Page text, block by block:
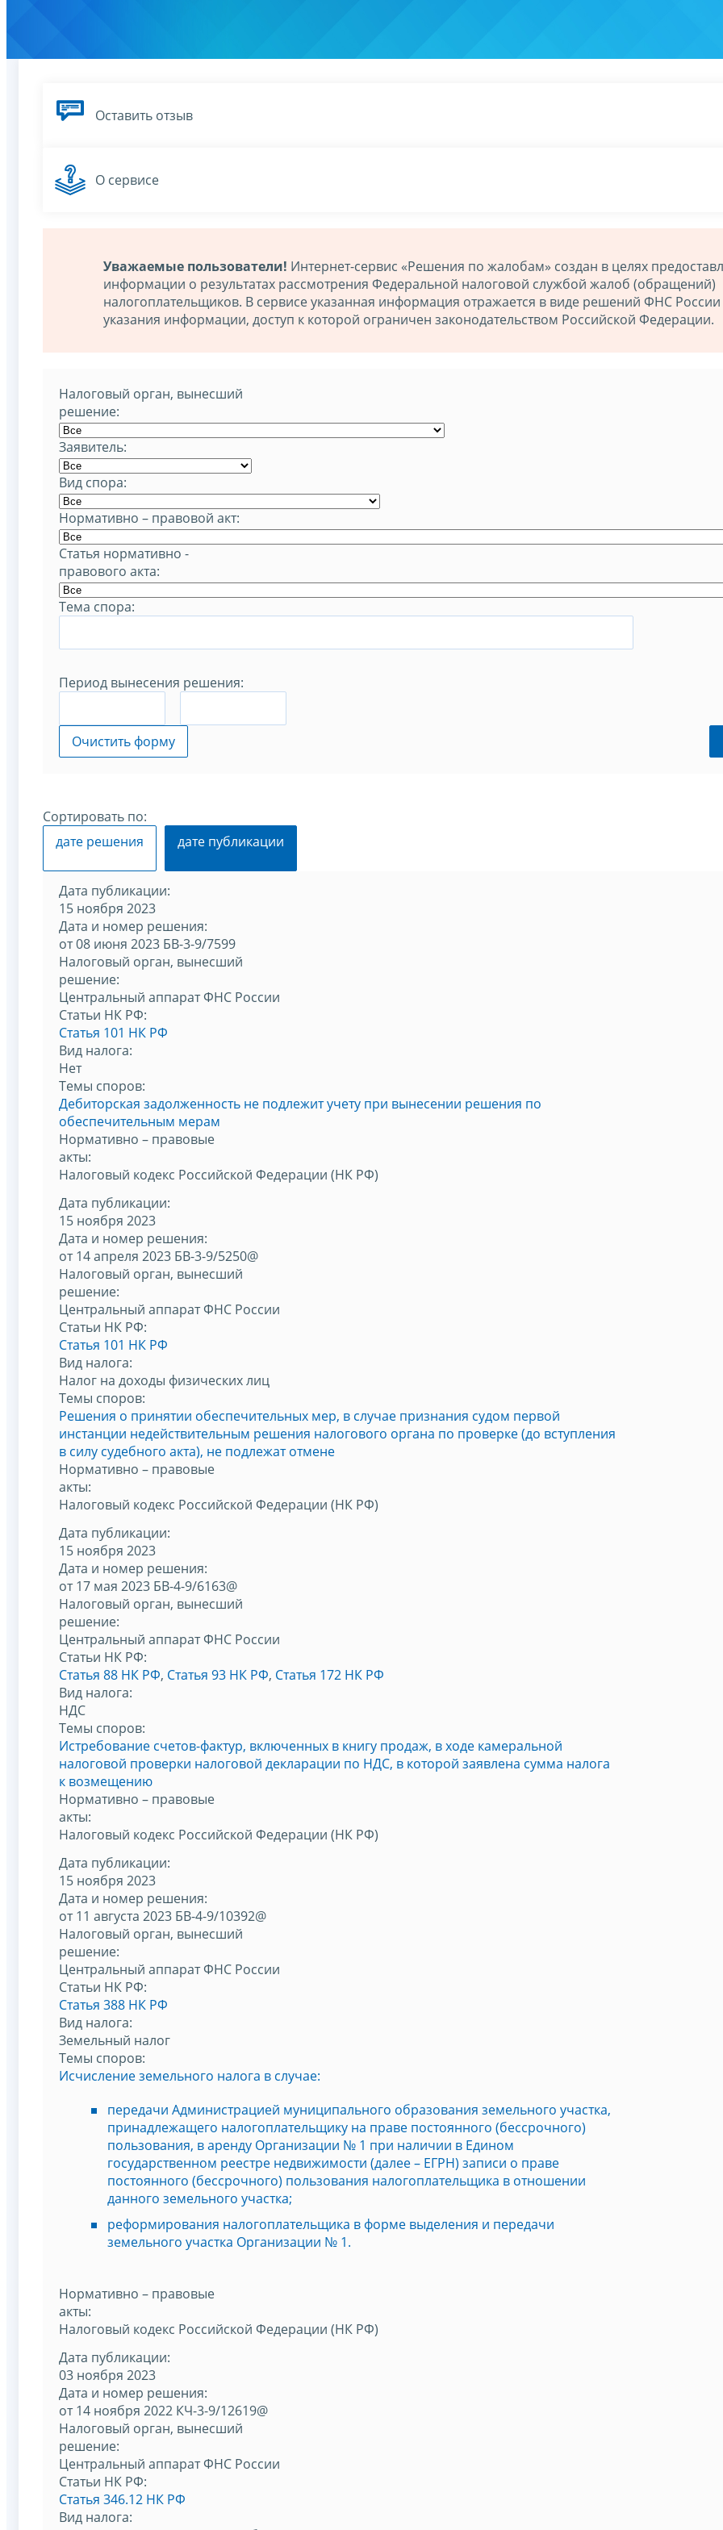
Оставить отзыв
О сервисе
Уважаемые пользователи! Интернет-сервис «Решения по жалобам» создан в целях
информации о результатах рассмотрения Федеральной налоговой службой жалоб (обращений)
налогоплательщиков. В сервисе указанная информация отражается в виде решений ФНС России
указания информации, доступ к которой ограничен законодательством Российской Федерации.
Налоговый орган, вынесший
решение:
Заявитель:
Вид спора:
Нормативно – правовой акт:
Статья нормативно -
правового акта:
Тема спора:
Период вынесения решения:
Очистить форму
Сортировать по:
дате решения
дате публикации
Дата публикации:
15 ноября 2023
Дата и номер решения:
от 08 июня 2023 БВ-3-9/7599
Налоговый орган, вынесший
решение:
Центральный аппарат ФНС России
Статьи НК РФ:
Статья 101 НК РФ
Вид налога:
Нет
Темы споров:
Дебиторская задолженность не подлежит учету при вынесении решения по
обеспечительным мерам
Нормативно – правовые
акты:
Налоговый кодекс Российской Федерации (НК РФ)
Дата публикации:
15 ноября 2023
Дата и номер решения:
от 14 апреля 2023 БВ-3-9/5250@
Налоговый орган, вынесший
решение:
Центральный аппарат ФНС России
Статьи НК РФ:
Статья 101 НК РФ
Вид налога:
Налог на доходы физических лиц
Темы споров:
Решения о принятии обеспечительных мер, в случае признания судом первой
инстанции недействительным решения налогового органа по проверке (до вступления
в силу судебного акта), не подлежат отмене
Нормативно – правовые
акты:
Налоговый кодекс Российской Федерации (НК РФ)
Дата публикации:
15 ноября 2023
Дата и номер решения:
от 17 мая 2023 БВ-4-9/6163@
Налоговый орган, вынесший
решение:
Центральный аппарат ФНС России
Статьи НК РФ:
Статья 88 НК РФ, Статья 93 НК РФ, Статья 172 НК РФ
Вид налога:
НДС
Темы споров:
Истребование счетов-фактур, включенных в книгу продаж, в ходе камеральной
налоговой проверки налоговой декларации по НДС, в которой заявлена сумма налога
к возмещению
Нормативно – правовые
акты:
Налоговый кодекс Российской Федерации (НК РФ)
Дата публикации:
15 ноября 2023
Дата и номер решения:
от 11 августа 2023 БВ-4-9/10392@
Налоговый орган, вынесший
решение:
Центральный аппарат ФНС России
Статьи НК РФ:
Статья 388 НК РФ
Вид налога:
Земельный налог
Темы споров:
Исчисление земельного налога в случае:
передачи Администрацией муниципального образования земельного участка,
принадлежащего налогоплательщику на праве постоянного (бессрочного)
пользования, в аренду Организации № 1 при наличии в Едином
государственном реестре недвижимости (далее – ЕГРН) записи о праве
постоянного (бессрочного) пользования налогоплательщика в отношении
данного земельного участка;
реформирования налогоплательщика в форме выделения и передачи
земельного участка Организации № 1.
Нормативно – правовые
акты:
Налоговый кодекс Российской Федерации (НК РФ)
Дата публикации:
03 ноября 2023
Дата и номер решения:
от 14 ноября 2022 КЧ-3-9/12619@
Налоговый орган, вынесший
решение:
Центральный аппарат ФНС России
Статьи НК РФ:
Статья 346.12 НК РФ
Вид налога: